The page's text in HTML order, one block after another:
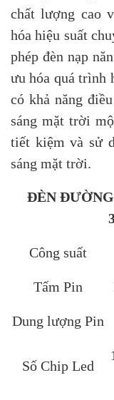
chất lượng cao
hóa hiệu suất
phép đèn nạp
ưu hóa quá trình
có khả năng
sáng mặt trời
tiết kiệm và sử
sáng mặt trời.
ĐÈN
Công suất
Tấm Pin
Dung lượng Pin
Số Chip Led